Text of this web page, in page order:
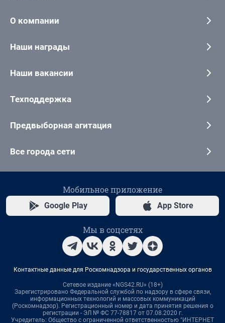
О компании
Наши награды
Наши вакансии
Техподдержка
Предвыборная агитация
Все города сети
Мобильное приложение
Google Play App Store
Мы в соцсетях
Контактные данные для Роскомнадзора и государственных органов
Сетевое издание «NGS42.RU» (18+)
Зарегистрировано Федеральной службой по надзору в сфере связи,
информационных технологий и массовых коммуникаций
(Роскомнадзор). Регистрационный номер и дата принятия решения о
регистрации - ЭЛ № ФС 77-78817 от 07.08.2020 г.
Учредитель: Общество с ограниченной ответственностью "ИНТЕРНЕТ